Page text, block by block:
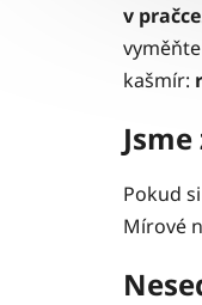
v pračce
kašmír:
Pokud
Mírové